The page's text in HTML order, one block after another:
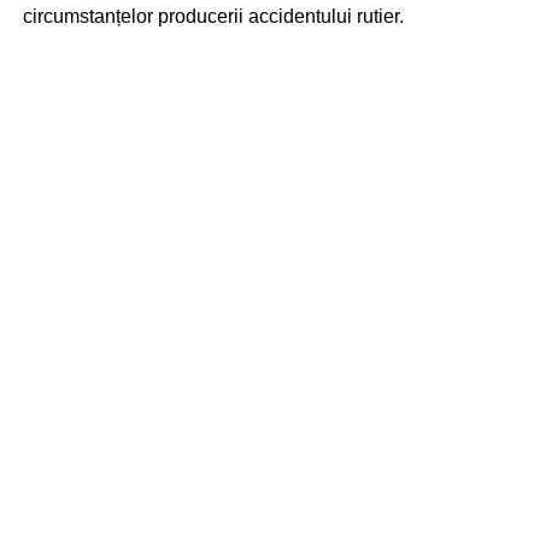
circumstanțelor producerii accidentului rutier.